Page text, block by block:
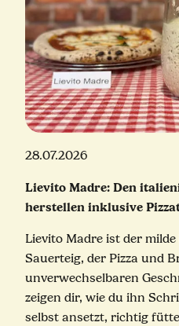
28.07.2026
Lievito Madre: Den
herstellen inklusive
Lievito Madre ist der
Sauerteig, der Pizza und
unverwechselbaren
zeigen dir, wie du ihn
selbst ansetzt, richtig